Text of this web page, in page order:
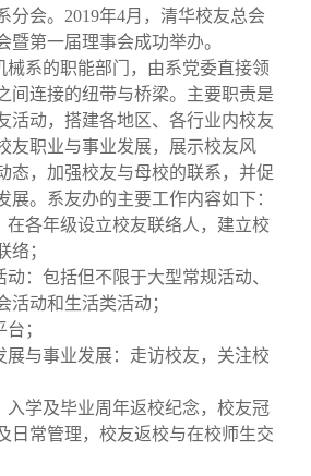
捐赠新闻
捐赠纪事
捐赠方法
义工计划
《清华校友通讯》
《水木清华》
我要订阅
新媒体平台
清华
清华人物
清华故事
青春风采
校友文苑
校友视界
服务
终身学习
信息化服务
三创大赛
总会
总会简介
会长致辞
理事会名单
分会。2019年4月，清华校友总会
暨第一届理事会成功举办。
系的职能部门，由系党委直接领
间连接的纽带与桥梁。主要职责是
活动，搭建各地区、各行业内校友
友职业与事业发展，展示校友风
态，加强校友与母校的联系，并促
展。系友办的主要工作内容如下：
各年级设立校友联络人，建立校
络；
：包括但不限于大型常规活动、
活动和生活类活动；
；
与事业发展：走访校友，关注校
学及毕业周年返校纪念，校友冠
日常管理，校友返校与在校师生交